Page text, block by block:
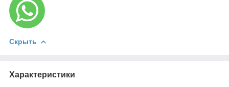
Скрыть
Характеристики